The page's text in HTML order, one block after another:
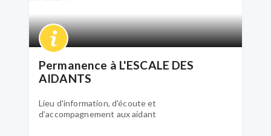
Permanence à L'ESCALE DES
AIDANTS
Lieu d'information, d'écoute et
d'accompagnement aux aidant